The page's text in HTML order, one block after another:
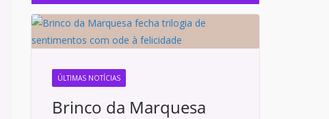
ÚLTIMAS NOTÍCIAS
Brinco da Marquesa